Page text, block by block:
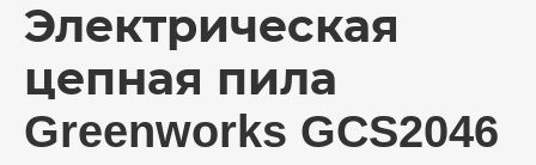
Электрическая
цепная пила
Greenworks GCS2046